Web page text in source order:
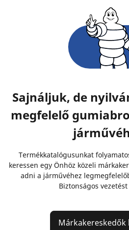
Sajnáljuk, de
megfelelő
Termékkatalógusunkat
keressen egy Önhöz közeli
adni a járművéhez
Biztonságos
Márkakereskedők